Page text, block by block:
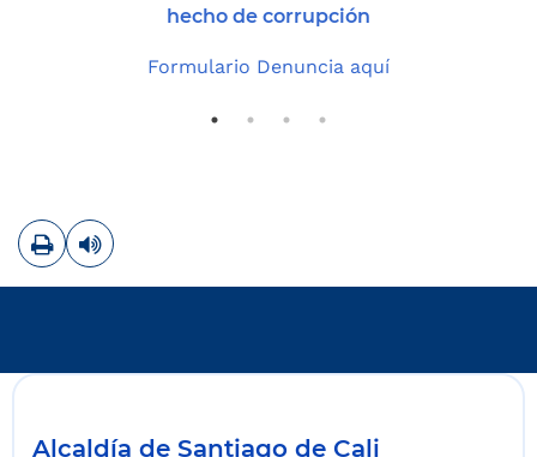
hecho de corrupción
Formulario Denuncia aquí
ImprimirLeer contenido
Alcaldía de Santiago de Cali